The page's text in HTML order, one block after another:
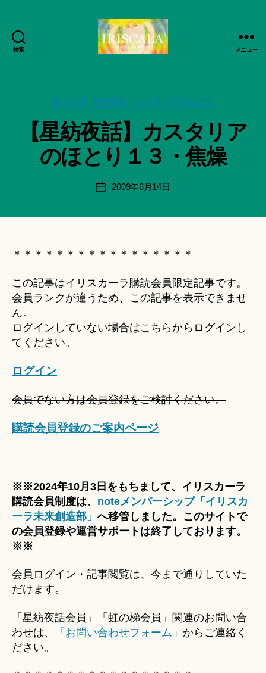
検索
日
記
録・
品
IRISCALA
メニュー
カ
ー
風の小径 星紡夜話・カスタリアのほとり
【星紡夜話】カスタリア
のほとり１３・焦燥
投
稿
:
智
日
月
＊
a
ki
＊
投
2009年6月14日
＊＊＊＊＊＊＊＊＊＊＊＊＊＊＊＊＊
この記事はイリスカーラ購読会員限定記事です。
会員ランクが違うため、この記事を表示できませ
ん。
ログインしていない場合はこちらからログインし
てください。
ログイン
会員でない方は会員登録をご検討ください。
購読会員登録のご案内ページ
※※2024年10月3日をもちまして、イリスカーラ
購読会員制度は、 noteメンバーシップ「イリスカ
ーラ未来創造部」 へ移管しました。このサイトで
の会員登録や運営サポートは終了しております。
※※
会員ログイン・記事閲覧は、今まで通りしていた
だけます。
「星紡夜話会員」「虹の梯会員」関連のお問い合
わせは、
「お問い合わせフォーム」 からご連絡く
ださい。